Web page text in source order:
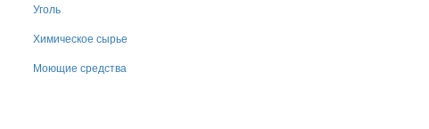
Уголь
Химическое сырье
Моющие средства